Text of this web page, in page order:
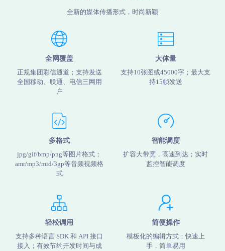
全新的媒体传播形式，时尚新颖
全网覆盖
正规集团彩信通道；支持发送
全国移动、联通、电信三网用
户
大体量
支持10张图或45000字；最大支
持15帧发送
多格式
jpg/gif/bmp/png等图片格式；
amr/mp3/mid/3gp等音频视频格
式
智能调度
扩容大带宽，高速到达；实时
监控智能调度
轻松调用
支持多种语言 SDK 和 API 接口
接入；有效节约开发时间与成
简便操作
模板化的编辑方式；快速上
手，简单易用